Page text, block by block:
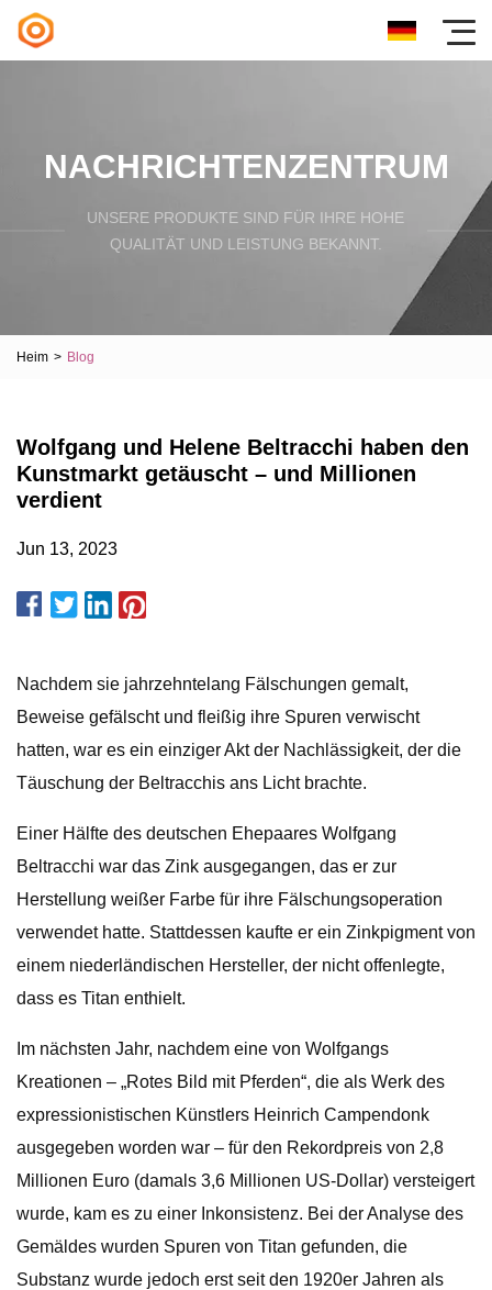
NACHRICHTENZENTRUM
UNSERE PRODUKTE SIND FÜR IHRE HOHE
QUALITÄT UND LEISTUNG BEKANNT.
Heim > Blog
Wolfgang und Helene Beltracchi haben den
Kunstmarkt getäuscht – und Millionen
verdient
Jun 13, 2023
Nachdem sie jahrzehntelang Fälschungen gemalt,
Beweise gefälscht und fleißig ihre Spuren verwischt
hatten, war es ein einziger Akt der Nachlässigkeit, der die
Täuschung der Beltracchis ans Licht brachte.
Einer Hälfte des deutschen Ehepaares Wolfgang
Beltracchi war das Zink ausgegangen, das er zur
Herstellung weißer Farbe für ihre Fälschungsoperation
verwendet hatte. Stattdessen kaufte er ein Zinkpigment von
einem niederländischen Hersteller, der nicht offenlegte,
dass es Titan enthielt.
Im nächsten Jahr, nachdem eine von Wolfgangs
Kreationen – „Rotes Bild mit Pferden“, die als Werk des
expressionistischen Künstlers Heinrich Campendonk
ausgegeben worden war – für den Rekordpreis von 2,8
Millionen Euro (damals 3,6 Millionen US-Dollar) versteigert
wurde, kam es zu einer Inkonsistenz. Bei der Analyse des
Gemäldes wurden Spuren von Titan gefunden, die
Substanz wurde jedoch erst seit den 1920er Jahren als